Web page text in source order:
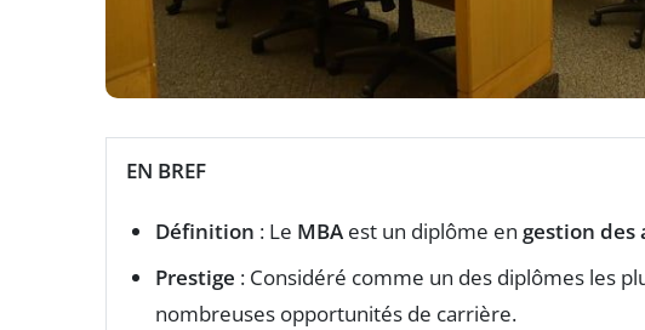
EN BREF
Définition : Le MBA est un diplôme en gestion des
Prestige : Considéré comme un des diplômes les
nombreuses opportunités de carrière.